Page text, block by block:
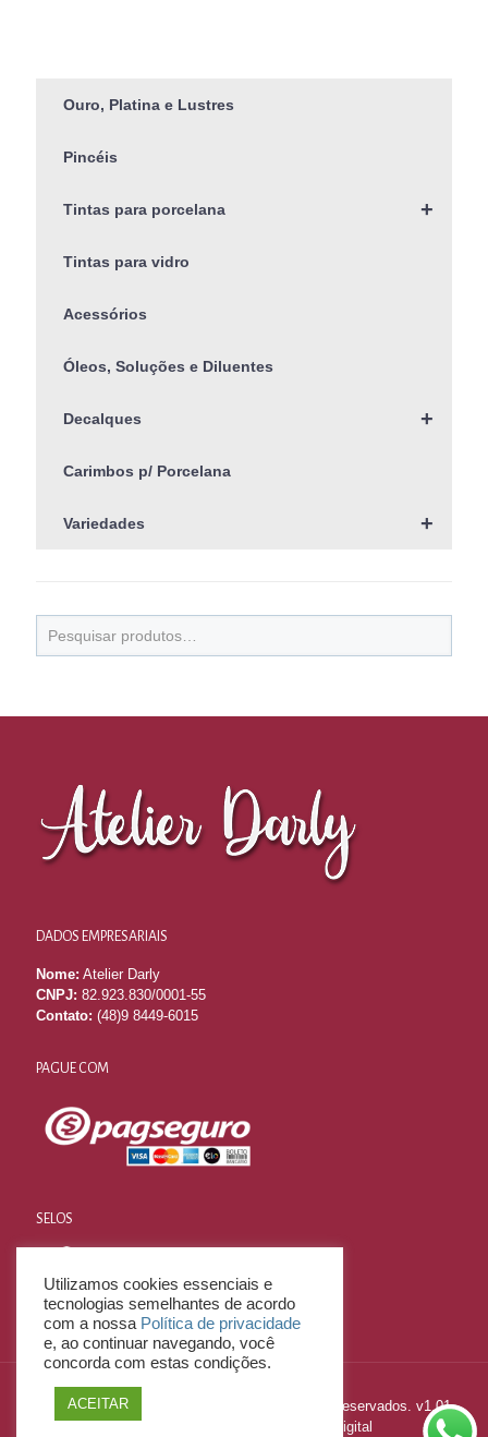
Ouro, Platina e Lustres
Pincéis
+
Tintas para porcelana
Tintas para vidro
Acessórios
Óleos, Soluções e Diluentes
+
Decalques
Carimbos p/ Porcelana
+
Variedades
DADOS EMPRESARIAIS
Nome: Atelier Darly
CNPJ: 82.923.830/0001-55
Contato: (48)9 8449-6015
PAGUE COM
SELOS
2023 © E-Commerce LITE - Todos os Direitos Reservados. v1.01
Mitweb Agência Digital
Utilizamos cookies essenciais e
tecnologias semelhantes de acordo
com a nossa Política de privacidade
e, ao continuar navegando, você
concorda com estas condições.
ACEITAR